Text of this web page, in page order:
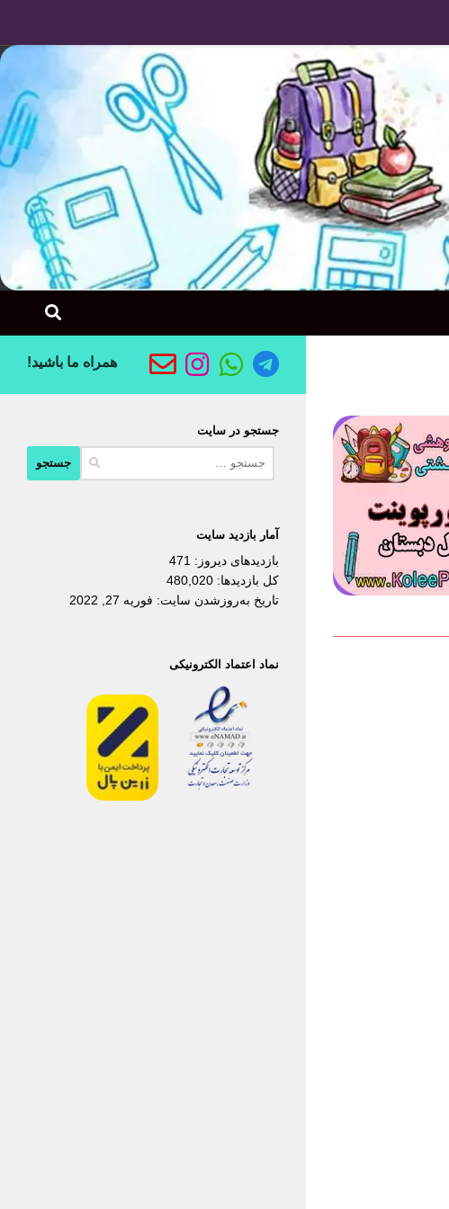
همراه ما باشید!
جستجو در سایت
آمار بازدید سایت
بازدیدهای دیروز: 471
کل بازدیدها: 480,020
تاریخ به‌روزشدن سایت: فوریه 27, 2022
نماد اعتماد الکترونیکی